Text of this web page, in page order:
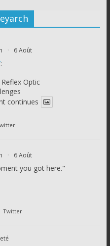
· 6 Août
:
Optic
continues
· 6 Août
you got here."
Twitter